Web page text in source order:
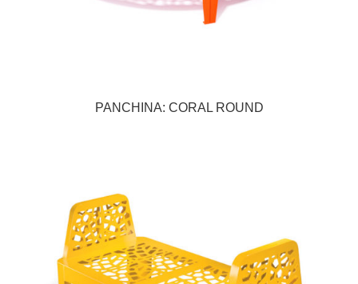
PANCHINA: CORAL ROUND